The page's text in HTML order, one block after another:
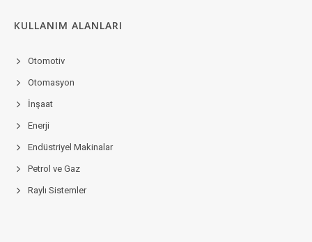
KULLANIM ALANLARI
Otomotiv
Otomasyon
İnşaat
Enerji
Endüstriyel Makinalar
Petrol ve Gaz
Raylı Sistemler